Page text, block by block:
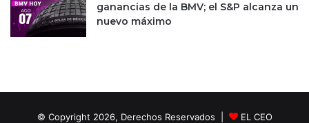
ganancias de la BMV; el S&P alcanza un
nuevo máximo
© Copyright 2026, Derechos Reservados | EL CEO